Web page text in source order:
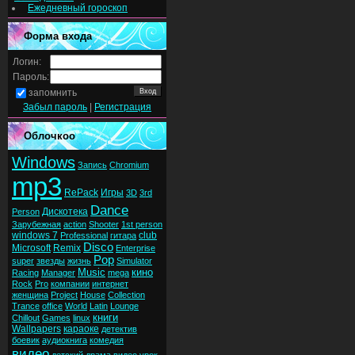
Ежедневный гороскоп
Форма входа
Логин:
Пароль:
запомнить
Забыл пароль
Регистрация
Облочкоо
Windows Запись Chromium
mp3 RePack Игры 3D 3rd
Person Дискотека Dance
Зарубежная action Shooter 1st person
windows 7 Professional гитара club
Microsoft Remix Disco Enterprise
super звезды жизнь Pop Simulator
Racing Manager Music mega кино
Rock Pro компании интернет
женщина Project House Collection
Trance office World Latin Lounge
Chillout Games linux книги
Wallpapers караоке детектив
боевик аудиокнига комедия